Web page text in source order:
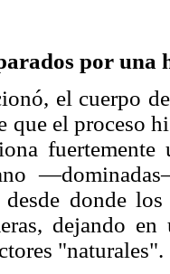
por una
el cuerpo
que el proceso
donde los
dejando
"naturales".